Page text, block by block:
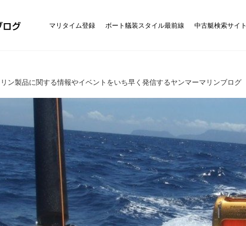
マリタイム登録 ボート艤装スタイル最前線 中古艇検索サイト
ン製品に関する情報やイベントをいち早く発信するヤンマーマリンブログ